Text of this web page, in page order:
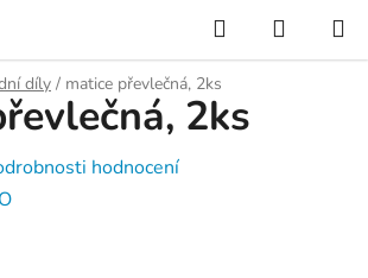
Hledat
KOŠÍK
díly / matice převlečná, 2ks
2ks
hodnocení